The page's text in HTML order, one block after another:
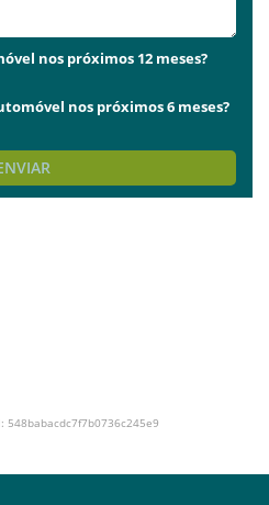
nos próximos 12 meses?
nos próximos 6 meses?
548babacdc7f7b0736c245e9